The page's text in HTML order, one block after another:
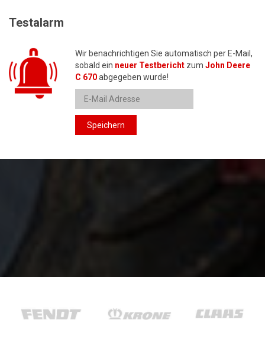
Testalarm
Wir benachrichtigen Sie automatisch per E-Mail,
sobald ein neuer Testbericht zum John Deere
C 670abgegeben wurde!
Speichern